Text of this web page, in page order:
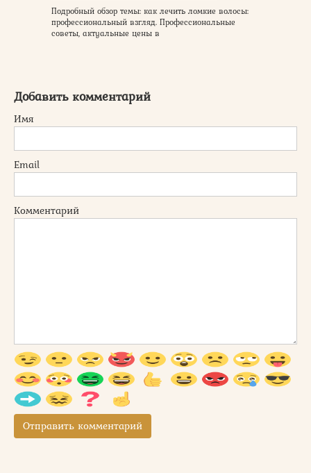
Подробный обзор темы: как лечить ломкие волосы:
профессиональный взгляд. Профессиональные
советы, актуальные цены в
Добавить комментарий
Имя
Email
Комментарий